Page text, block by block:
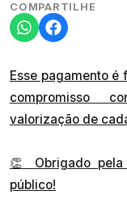
COMPARTILHE
Esse pagamento
compromisso
valorização de
👏 Obrigado
público!